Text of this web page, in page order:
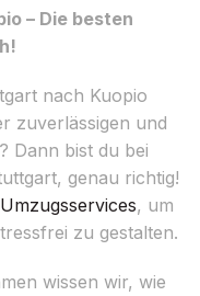
– Die besten
nach Kuopio
zuverlässigen und
Dann bist du bei
genau richtig!
Umzugsservices, um
zu gestalten.
wissen wir, wie